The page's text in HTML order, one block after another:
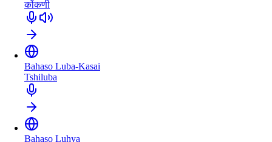
कोंकणी
Bahaso Luba-Kasai
Tshiluba
Bahaso Luhya